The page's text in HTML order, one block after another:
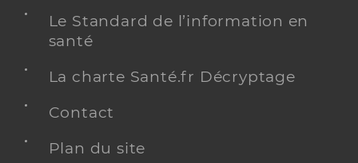
Le Standard de l’information en
santé
La charte Santé.fr Décryptage
Contact
Plan du site